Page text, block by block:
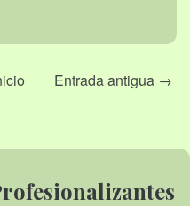
Entrada antigua →